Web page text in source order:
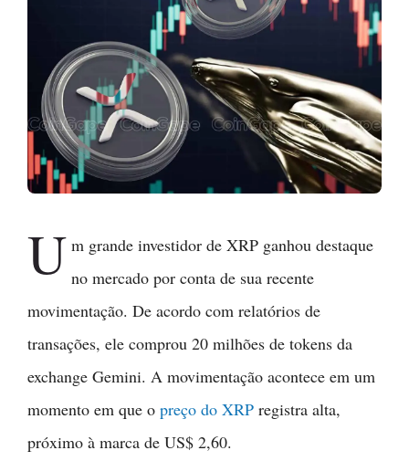
U m grande investidor de XRP ganhou destaque
no mercado por conta de sua recente
movimentação. De acordo com relatórios de
transações, ele comprou 20 milhões de tokens da
exchange Gemini. A movimentação acontece em um
momento em que o preço do XRP registra alta,
próximo à marca de US$ 2,60.